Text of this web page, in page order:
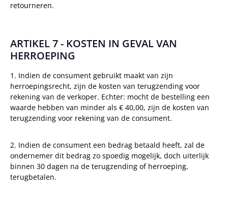
retourneren.
ARTIKEL 7 - KOSTEN IN GEVAL VAN
HERROEPING
1. Indien de consument gebruikt maakt van zijn
herroepingsrecht, zijn de kosten van terugzending voor
rekening van de verkoper. Echter: mocht de bestelling een
waarde hebben van minder als € 40,00, zijn de kosten van
terugzending voor rekening van de consument.
2. Indien de consument een bedrag betaald heeft, zal de
ondernemer dit bedrag zo spoedig mogelijk, doch uiterlijk
binnen 30 dagen na de terugzending of herroeping,
terugbetalen.